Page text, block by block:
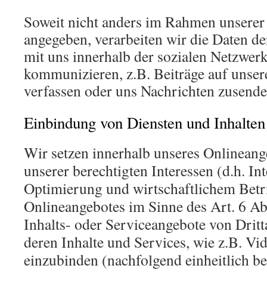
Soweit nicht anders im Rahmen
angegeben, verarbeiten wir die Daten
mit uns innerhalb der sozialen
kommunizieren, z.B. Beiträge auf
verfassen oder uns Nachrichten
Einbindung von Diensten und
Wir setzen innerhalb unseres
unserer berechtigten Interessen (d.h.
Optimierung und wirtschaftlichem
Onlineangebotes im Sinne des Art. 6
Inhalts- oder Serviceangebote von
deren Inhalte und Services, wie z.B.
einzubinden (nachfolgend einheitlich